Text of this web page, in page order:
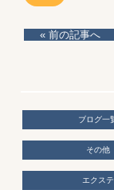
« 前の記事へ
ブログ一
その他
エクステ